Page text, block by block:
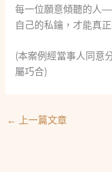
每一位願意傾聽的人
自己的私鑰，才能真
(本案例經當事人同意
屬巧合)
← 上一篇文章